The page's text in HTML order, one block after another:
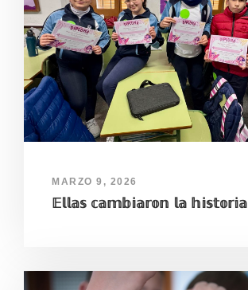
MARZO 9, 2026
𝔼𝕝𝕝𝕒𝕤 𝕔𝕒𝕞𝕓𝕚𝕒𝕣𝕠𝕟 𝕝𝕒 𝕙𝕚𝕤𝕥𝕠𝕣𝕚𝕒